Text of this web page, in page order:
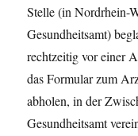
Stelle (in Nordrhein-
Gesundheitsamt)
rechtzeitig vor einer
das Formular zum
abholen, in der
Gesundheitsamt